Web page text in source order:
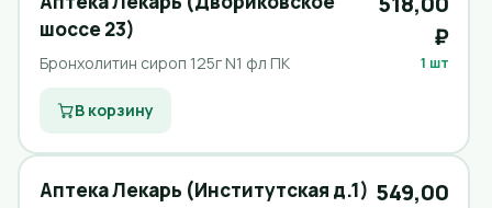
шоссе 23)
Бронхолитин сироп 125г N1 фл ПК
₽
1 шт
В корзину
Аптека Лекарь (Институтская д.1) 549,00